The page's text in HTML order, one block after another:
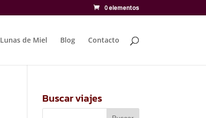
0 elementos
Lunas de Miel Blog Contacto
Buscar viajes